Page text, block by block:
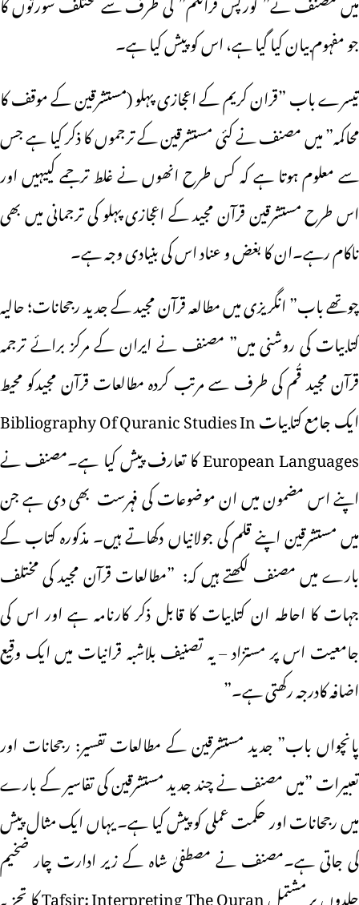
جو مفہوم بیان کیا گیا ہے، اس کو پیش کیا ہے۔
تیسرے باب ”قران کریم کے اعجازی پہلو (مستشرقین کے موقف کا
محاکمہ” میں مصنف نے کئی مستشرقین کے ترجموں کا ذکر کیا ہے جس
سے معلوم ہوتا ہے کہ کس طرح انھوں نے غلط ترجمے کییہیں اور
اس طرح مستشرقین قرآن مجید کے اعجازی پہلو کی ترجمانی میں بھی
ناکام رہے۔ان کا بغض و عناد اس کی بنیادی وجہ ہے۔
چوتھے باب” انگریزی میں مطالعہ قرآن مجید کے جدید رجحانات؛ حالیہ
کتابیات کی روشنی میں” مصنف نے ایران کے مرکز برائے ترجمہ
قرآن مجید قُم کی طرف سے مرتب کردہ مطالعات قرآن مجیدکو محیط
ایک جامع کتابیات Bibliography Of Quranic Studies In
European Languages کا تعارف پیش کیا ہے۔مصنف نے
اپنے اس مضمون میں ان موضوعات کی فہرست بھی دی ہے جن
میں مستشرقین اپنے قلم کی جولانیاں دکھاتے ہیں۔ مذکورہ کتاب کے
بارے میں مصنف لکھتے ہیں کہ: ”مطالعات قرآن مجید کی مختلف
جہات کا احاطہ ان کتابیات کا قابل ذکر کارنامہ ہے اور اس کی
جامعیت اس پر مستزاد – یہ تصنیف بلاشبہ قرانیات میں ایک وقیع
اضافہ کادرجہ رکھتی ہے۔”
پانچواں باب” جدید مستشرقین کے مطالعات تفسیر: رجحانات اور
تعبیرات ”میں مصنف نے چند جدید مستشرقین کی تفاسیر کے بارے
میں رجحانات اور حکمت عملی کو پیش کیا ہے۔ یہاں ایک مثال پیش
کی جاتی ہے۔مصنف نے مصطفیٰ شاہ کے زیر ادارت چار ضخیم
جلدوں پر مشتمل Tafsir: Interpreting The Quran کا تجزیہ